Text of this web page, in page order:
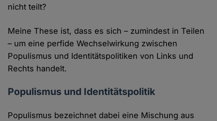
nicht teilt?
Meine These ist, dass es sich – zumindest in Teilen
– um eine perfide Wechselwirkung zwischen
Populismus und Identitätspolitiken von Links und
Rechts handelt.
Populismus und Identitätspolitik
Populismus bezeichnet dabei eine Mischung aus